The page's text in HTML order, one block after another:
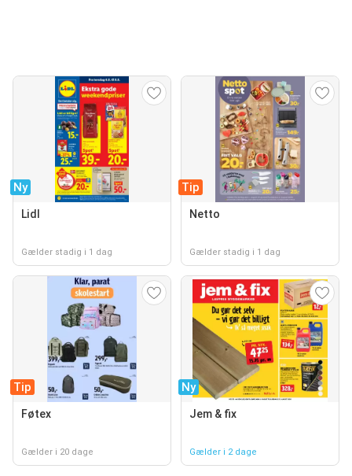
Ny
Lidl
Gælder stadig i 1 dag
Tip
Netto
Gælder stadig i 1 dag
Tip
Føtex
Gælder i 20 dage
Ny
Jem & fix
Gælder i 2 dage